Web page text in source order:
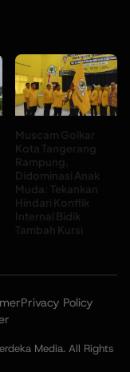
Muscam Golkar
Kota Tangerang
Rampung,
Didominasi Anak
Muda: Tekankan
Hindari Konflik
Internal Bidik
Tambah Kursi
Privacy Policy
Media. All Rights